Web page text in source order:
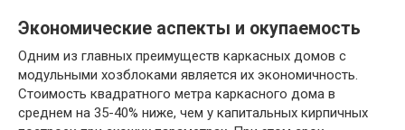
Экономические аспекты и окупаемость
Одним из главных преимуществ каркасных домов с
модульными хозблоками является их экономичность.
Стоимость квадратного метра каркасного дома в
среднем на 35-40% ниже, чем у капитальных кирпичных